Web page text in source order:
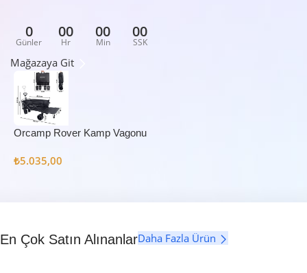
0
Günler
00
Hr
00
Min
00
SSK
Mağazaya Git
Orcamp Rover Kamp Vagonu
₺5.035,00
En Çok Satın AlınanlarDaha Fazla Ürün